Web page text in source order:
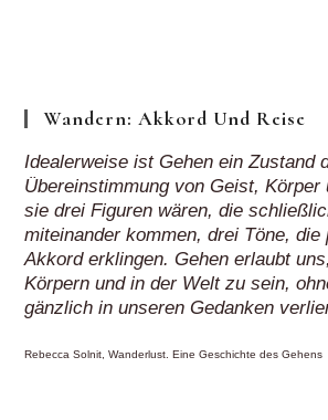
Wandern: Akkord Und Reise
Idealerweise ist Gehen ein Zustand
Übereinstimmung von Geist, Körper
sie drei Figuren wären, die
miteinander kommen, drei Töne,
Akkord erklingen. Gehen erlaubt
Körpern und in der Welt zu sein,
gänzlich in unseren Gedanken
Rebecca Solnit, Wanderlust. Eine Geschichte des Gehens